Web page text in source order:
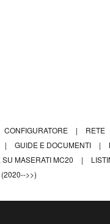
CONFIGURATORE |
RETE
| GUIDE E DOCUMENTI |
SU MASERATI MC20 |
>>)